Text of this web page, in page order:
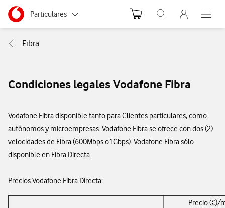
Ir a la pagina principal de vodafone.es
Menu navegación Segmento
Particulares
Autónomos
Grandes empresas
Abrir buscador.
Menu
Abre
Fibra
Condiciones legales Vodafone Fibra
Vodafone Fibra disponible tanto para Clientes particulares, como
autónomos y microempresas. Vodafone Fibra se ofrece con dos (2)
velocidades de Fibra (600Mbps o1Gbps). Vodafone Fibra sólo
disponible en Fibra Directa.
Precios Vodafone Fibra Directa:
Precio (€)/